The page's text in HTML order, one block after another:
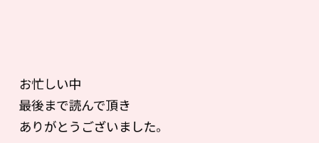
お忙しい中
最後まで読んで頂き
ありがとうございました。